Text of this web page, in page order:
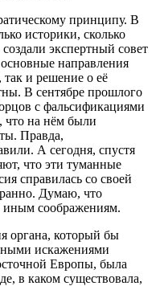
принципу. В
историки, сколько
экспертный совет
направления
так и решение о её
В сентябре прошлого
с фальсификациями
на нём были
Правда,
А сегодня, спустя
что эти туманные
справилась со своей
Думаю, что
иным соображениям.
органа, который бы
искажениями
Европы, была
в каком существовала,